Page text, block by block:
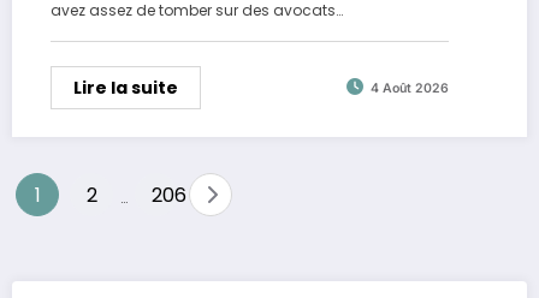
avez assez de tomber sur des avocats…
Lire la suite 4 Août 2026
Pagination
1 2 206